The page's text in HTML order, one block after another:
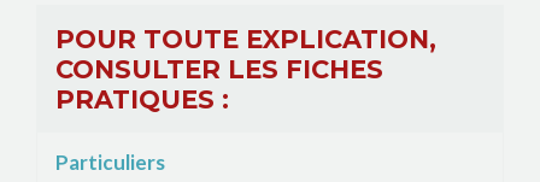
POUR TOUTE EXPLICATION,
CONSULTER LES FICHES
PRATIQUES :
Particuliers